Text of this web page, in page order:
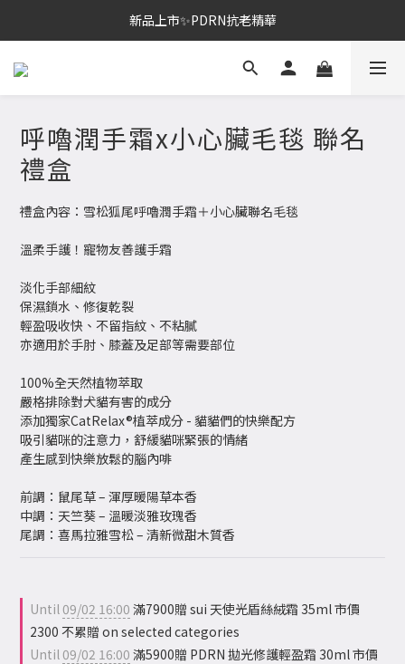
新品上市✨PDRN抗老精華
新品上市✨PDRN抗老精華
全館免運。滿額送正貨
呼嚕潤手霜x小心臟毛毯 聯名
禮盒
禮盒內容：雪松狐尾呼嚕潤手霜＋小心臟聯名毛毯
溫柔手護！寵物友善護手霜
淡化手部細紋
保濕鎖水、修復乾裂
輕盈吸收快、不留指紋、不粘膩
亦適用於手肘、膝蓋及足部等需要部位
100%全天然植物萃取
嚴格排除對犬貓有害的成分
添加獨家CatRelax®植萃成分 - 貓貓們的快樂配方
吸引貓咪的注意力，舒緩貓咪緊張的情緒
產生感到快樂放鬆的腦內啡
前調：鼠尾草 – 渾厚暖陽草本香
中調：天竺葵 – 溫暖淡雅玫瑰香
尾調：喜馬拉雅雪松 – 清新微甜木質香
Until09/02 16:00 滿7900贈 sui 天使光盾絲絨霜 35ml 市價
2300 不累贈 on selected categories
Until09/02 16:00 滿5900贈 PDRN 拋光修護輕盈霜 30ml 市價